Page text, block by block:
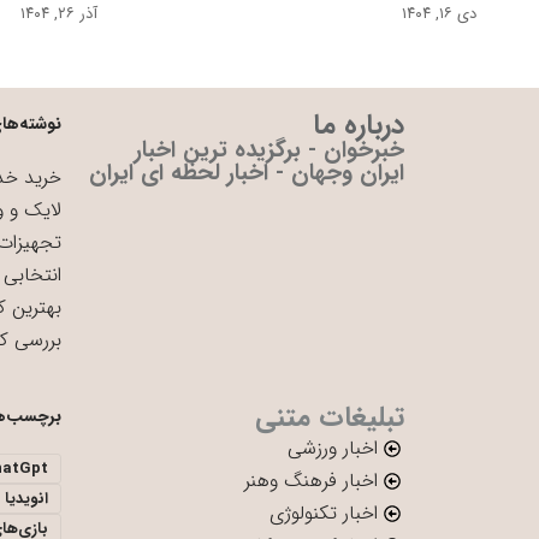
دی ۱۶, ۱۴۰۴ آذر ۲۶, ۱۴۰۴
درباره ما
خبرخوان - برگزیده ترین اخبار
ایران وجهان - اخبار لحظه ای ایران
خرید
لایک و
بهترین
بررسی
تبلیغات متنی
اخبار ورزشی
اخبار فرهنگ وهنر
اخبار تکنولوژی
انویدیا